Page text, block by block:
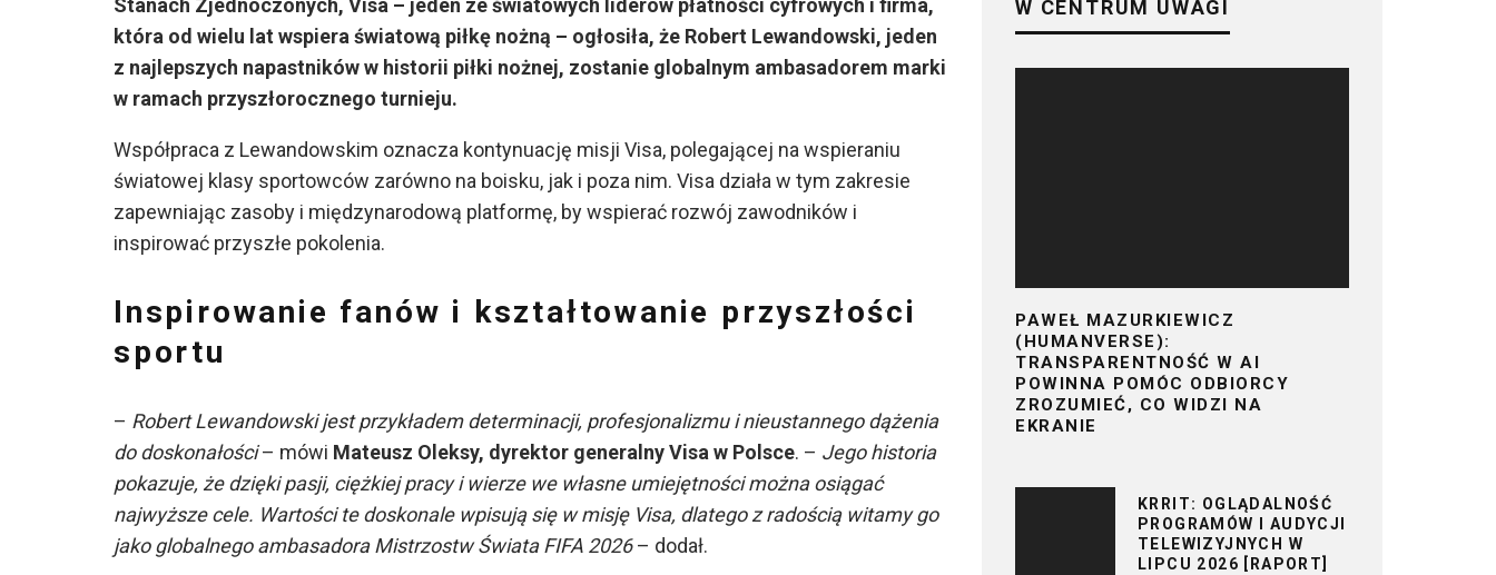
Stanach Zjednoczonych, Visa – jeden ze światowych liderów płatności cyfrowych i firma,
która od wielu lat wspiera światową piłkę nożną – ogłosiła, że Robert Lewandowski, jeden
z najlepszych napastników w historii piłki nożnej, zostanie globalnym ambasadorem marki
w ramach przyszłorocznego turnieju.
Współpraca z Lewandowskim oznacza kontynuację misji Visa, polegającej na wspieraniu
światowej klasy sportowców zarówno na boisku, jak i poza nim. Visa działa w tym zakresie
zapewniając zasoby i międzynarodową platformę, by wspierać rozwój zawodników i
inspirować przyszłe pokolenia.
Inspirowanie fanów i kształtowanie przyszłości
sportu
– Robert Lewandowski jest przykładem determinacji, profesjonalizmu i nieustannego dążenia
do doskonałości– mówi Mateusz Oleksy, dyrektor generalny Visa w Polsce. – Jego historia
pokazuje, że dzięki pasji, ciężkiej pracy i wierze we własne umiejętności można osiągać
najwyższe cele. Wartości te doskonale wpisują się w misję Visa, dlatego z radością witamy go
jako globalnego ambasadora Mistrzostw Świata FIFA 2026– dodał.
W CENTRUM UWAGI
PAWEŁ MAZURKIEWICZ
(HUMANVERSE):
TRANSPARENTNOŚĆ W AI
POWINNA POMÓC ODBIORCY
ZROZUMIEĆ, CO WIDZI NA
EKRANIE
KRRIT: OGLĄDALNOŚĆ
PROGRAMÓW I AUDYCJI
TELEWIZYJNYCH W
LIPCU 2026 [RAPORT]